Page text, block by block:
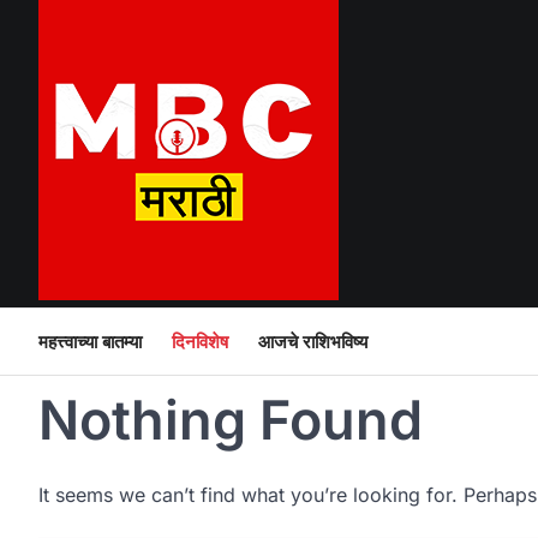
महत्त्वाच्या बातम्या दिनविशेष आजचे राशिभविष्य
Nothing Found
It seems we can’t find what you’re looking for.